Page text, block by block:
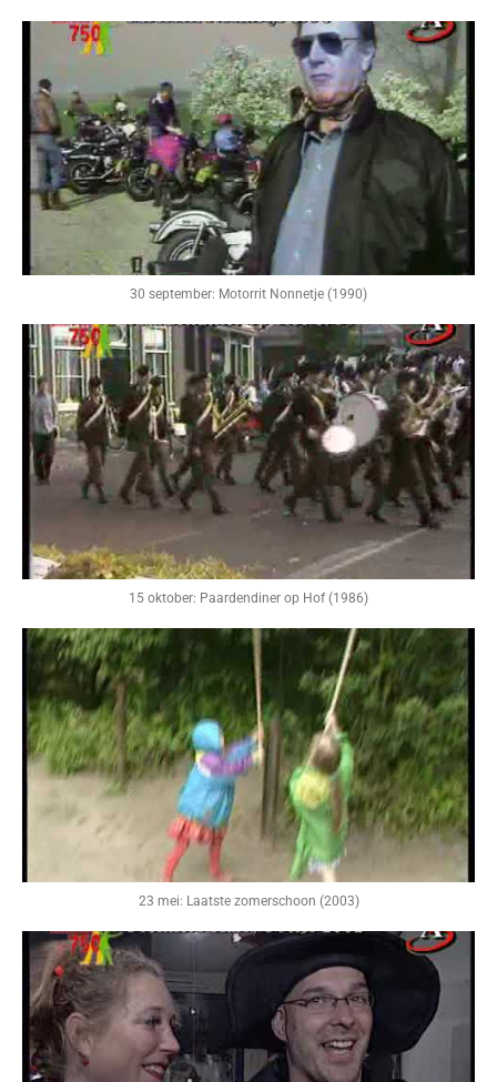
30 september: Motorrit Nonnetje (1990)
15 oktober: Paardendiner op Hof (1986)
23 mei: Laatste zomerschoon (2003)